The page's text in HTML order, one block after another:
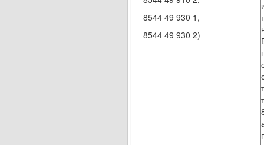
8544 49 930 1,
8544 49 930 2)